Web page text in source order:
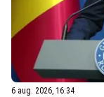
6 aug. 2026, 16:34